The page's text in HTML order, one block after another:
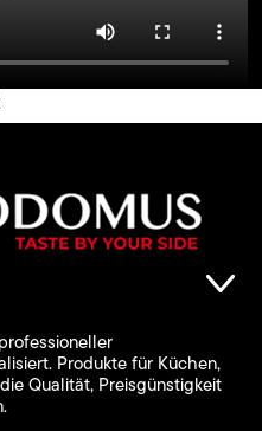
Produkte für Küchen,
Qualität, Preisgünstigkeit